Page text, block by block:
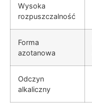
Wysoka
rozpuszczalność
Forma
azotanowa
Odczyn
alkaliczny